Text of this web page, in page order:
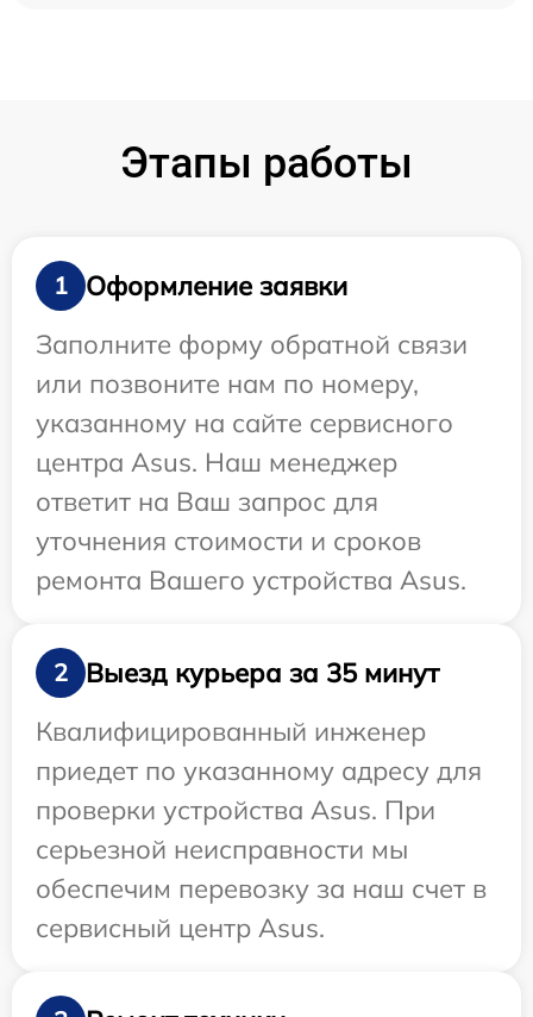
Этапы работы
1
Оформление заявки
Заполните форму обратной связи
или позвоните нам по номеру,
указанному на сайте сервисного
центра Asus. Наш менеджер
ответит на Ваш запрос для
уточнения стоимости и сроков
ремонта Вашего устройства Asus.
2
Выезд курьера за 35 минут
Квалифицированный инженер
приедет по указанному адресу для
проверки устройства Asus. При
серьезной неисправности мы
обеспечим перевозку за наш счет в
сервисный центр Asus.